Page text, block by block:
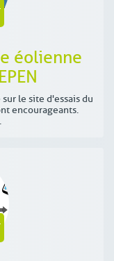
éolienne
le site d'essais du
encourageants.